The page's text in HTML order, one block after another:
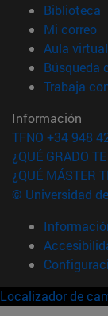
Biblioteca
Mi correo
Aula
Búsqueda
Trabaja
Información
TFNO +34 948
¿QUÉ GRADO
¿QUÉ MÁSTER
© Universidad
Localizador de